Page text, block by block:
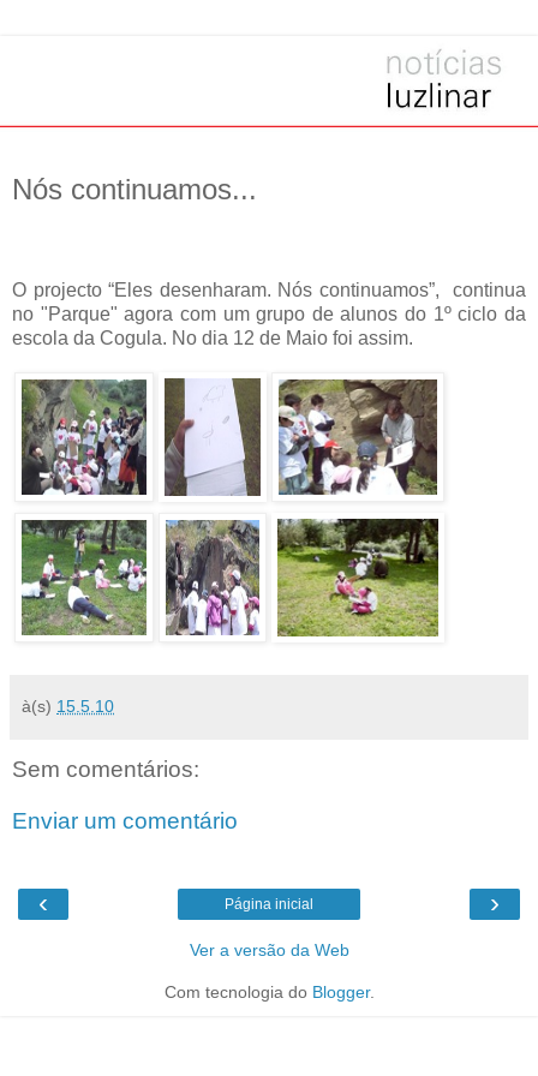
Nós continuamos...
O projecto “Eles desenharam. Nós continuamos”, continua
no "Parque" agora com um grupo de alunos do 1º ciclo da
escola da Cogula. No dia 12 de Maio foi assim.
à(s) 15.5.10
Sem comentários:
Enviar um comentário
‹ ›
Página inicial
Ver a versão da Web
Com tecnologia do Blogger.